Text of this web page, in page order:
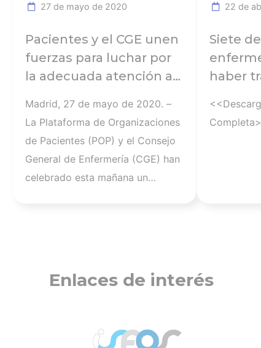
27 de mayo de 2020
Pacientes y el CGE unen
fuerzas para luchar por
la adecuada atención al
del SNS …
Madrid, 27 de mayo de 2020. –
La Plataforma de Organizaciones
de Pacientes (POP) y el Consejo
General de Enfermería (CGE) han
celebrado esta mañana un
pandemia por COVID-19. Han
directora de la Plataforma, y
22 de
Siete
haber
frente
Enlaces de interés